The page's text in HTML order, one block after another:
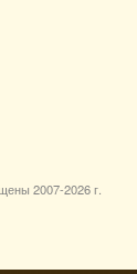
2007-2026 г.